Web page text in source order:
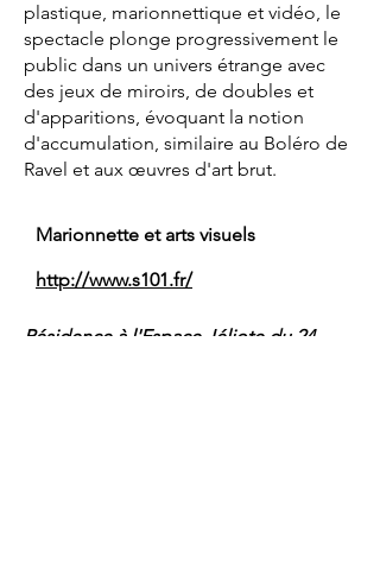
plastique, marionnettique et vidéo, le
spectacle plonge progressivement le
public dans un univers étrange avec
des jeux de miroirs, de doubles et
d'apparitions, évoquant la notion
d'accumulation, similaire au Boléro de
Ravel et aux œuvres d'art brut.
Marionnette et arts visuels
http://www.s101.fr/
Résidence à l'Espace Jéliote du 24